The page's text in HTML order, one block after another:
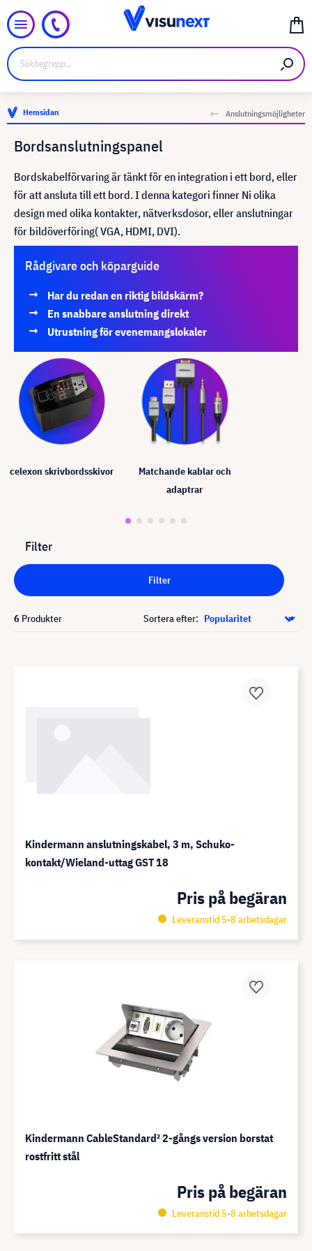
Hemsidan Anslutningsmöjligheter
Bordsanslutningspanel
Bordskabelförvaring är tänkt för en integration i ett bord, eller
för att ansluta till ett bord. I denna kategori finner Ni olika
design med olika kontakter, nätverksdosor, eller anslutningar
för bildöverföring( VGA, HDMI, DVI).
Rådgivare och köparguide
Har du redan en riktig bildskärm?
En snabbare anslutning direkt
Utrustning för evenemangslokaler
celexon skrivbordsskivor
Matchande kablar och
adaptrar
Filter
Filter
6 Produkter Sortera efter:
Kindermann anslutningskabel, 3 m, Schuko-
kontakt/Wieland-uttag GST 18
Pris på begäran
Leveranstid 5-8 arbetsdagar
Kindermann CableStandard² 2-gångs version borstat
rostfritt stål
Pris på begäran
Leveranstid 5-8 arbetsdagar